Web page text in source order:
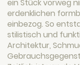
ein Stück vorweg
erdenklichen
einbezog. So
stilistisch und
Architektur,